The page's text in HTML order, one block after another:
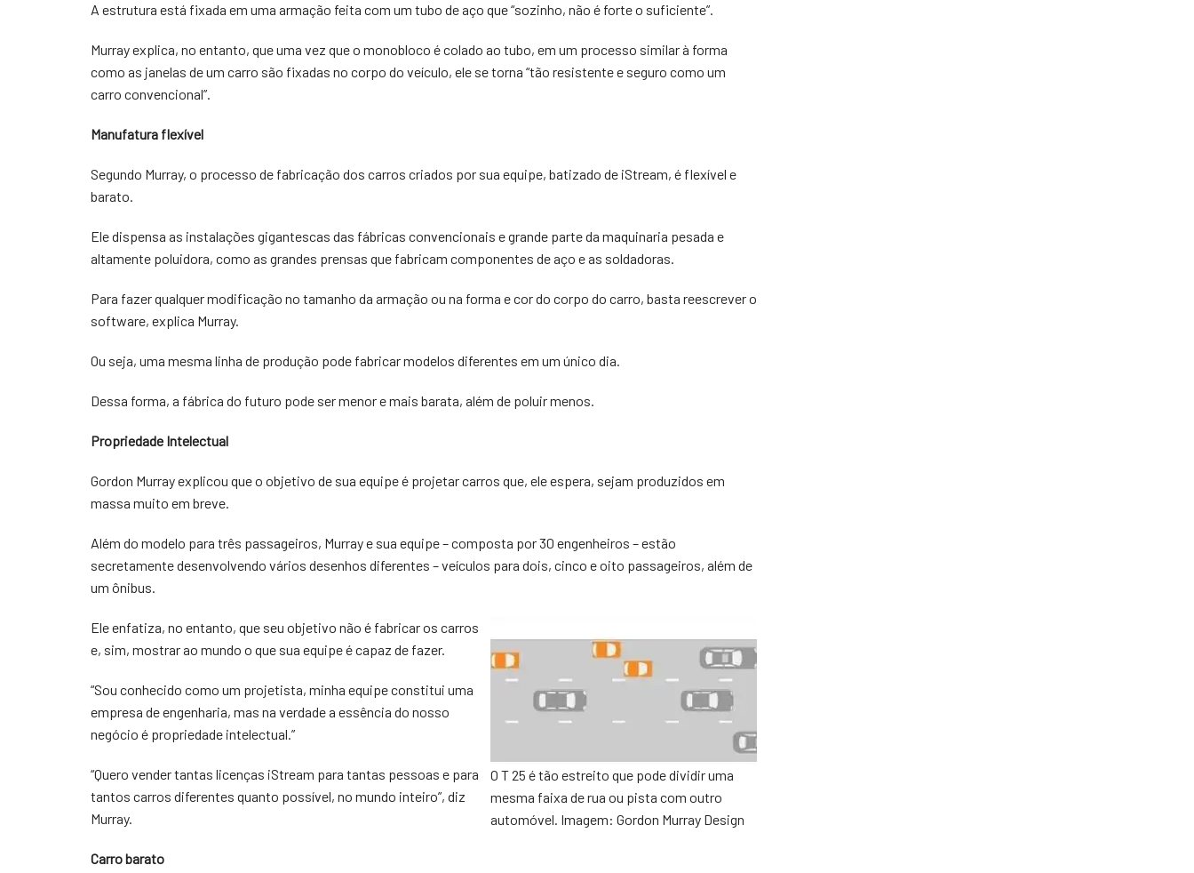
A estrutura está fixada em uma armação feita com um tubo de aço que “sozinho, não é forte o suficiente”.
Murray explica, no entanto, que uma vez que o monobloco é colado ao tubo, em um processo similar à forma
como as janelas de um carro são fixadas no corpo do veículo, ele se torna “tão resistente e seguro como um
carro convencional”.
Manufatura flexível
Segundo Murray, o processo de fabricação dos carros criados por sua equipe, batizado de iStream, é flexível e
barato.
Ele dispensa as instalações gigantescas das fábricas convencionais e grande parte da maquinaria pesada e
altamente poluidora, como as grandes prensas que fabricam componentes de aço e as soldadoras.
Para fazer qualquer modificação no tamanho da armação ou na forma e cor do corpo do carro, basta reescrever o
software, explica Murray.
Ou seja, uma mesma linha de produção pode fabricar modelos diferentes em um único dia.
Dessa forma, a fábrica do futuro pode ser menor e mais barata, além de poluir menos.
Propriedade Intelectual
Gordon Murray explicou que o objetivo de sua equipe é projetar carros que, ele espera, sejam produzidos em
massa muito em breve.
Além do modelo para três passageiros, Murray e sua equipe – composta por 30 engenheiros – estão
secretamente desenvolvendo vários desenhos diferentes – veículos para dois, cinco e oito passageiros, além de
um ônibus.
O T 25 é tão estreito que pode dividir uma
mesma faixa de rua ou pista com outro
automóvel. Imagem: Gordon Murray Design
Ele enfatiza, no entanto, que seu objetivo não é fabricar os carros
e, sim, mostrar ao mundo o que sua equipe é capaz de fazer.
“Sou conhecido como um projetista, minha equipe constitui uma
empresa de engenharia, mas na verdade a essência do nosso
negócio é propriedade intelectual.”
“Quero vender tantas licenças iStream para tantas pessoas e para
tantos carros diferentes quanto possível, no mundo inteiro”, diz
Murray.
Carro barato